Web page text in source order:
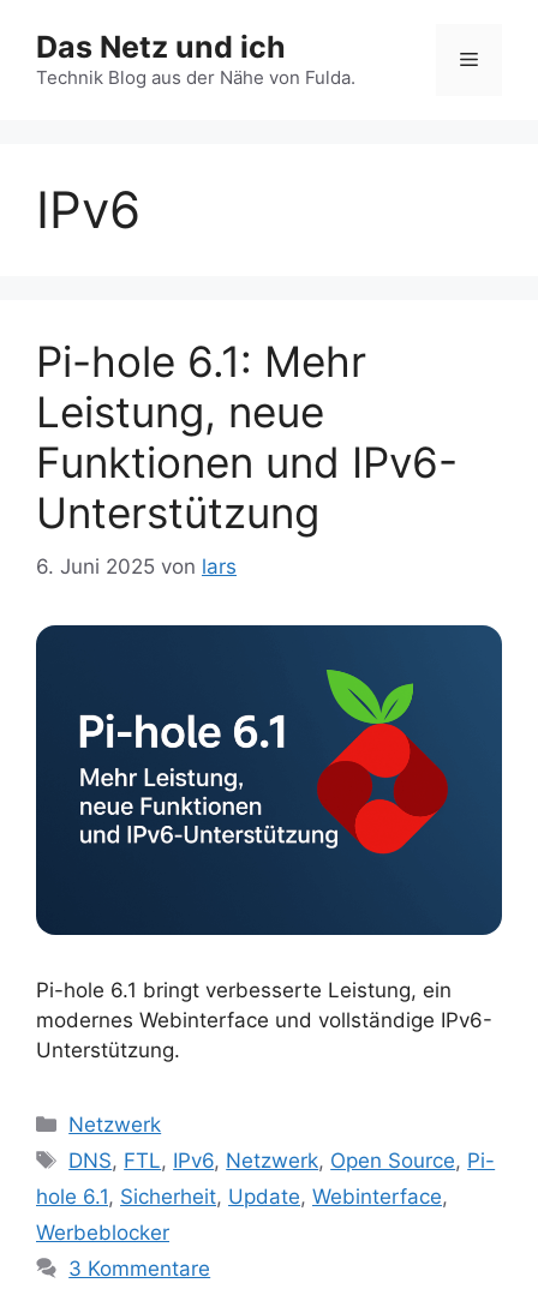
Inhalt
springen
Das Netz und ich
Technik Blog aus der Nähe von Fulda.
Menü
IPv6
Pi-hole 6.1: Mehr
Leistung, neue
Funktionen und IPv6-
Unterstützung
6. Juni 2025 von lars
Pi-hole 6.1 bringt verbesserte Leistung, ein
modernes Webinterface und vollständige IPv6-
Unterstützung.
Kategorien
Netzwerk
Schlagwörter
DNS, FTL, IPv6, Netzwerk, Open Source, Pi-
hole 6.1, Sicherheit, Update, Webinterface,
Werbeblocker
3 Kommentare